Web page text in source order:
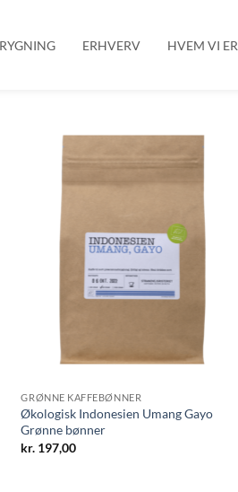
ERHVERV HVEM VI ER
GRØNNE KAFFEBØNNER
Økologisk Indonesien Umang Gayo
Grønne bønner
kr. 197,00